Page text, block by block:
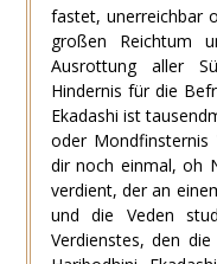
fastet, unerreichbar
großen Reichtum
Ausrottung aller
Hindernis für die
Ekadashi ist
oder
dir noch einmal, oh
verdient, der an
und die Veden
Verdienstes, den